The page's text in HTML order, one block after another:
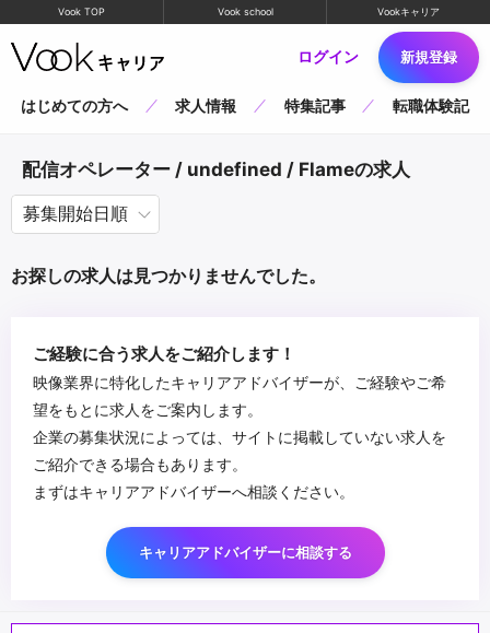
Vook TOP Vook school Vookキャリア
ログイン 新規登録
はじめての方へ 求人情報 特集記事 転職体験記
配信オペレーター / undefined / Flameの求人
お探しの求人は見つかりませんでした。
ご経験に合う求人をご紹介します！
映像業界に特化したキャリアアドバイザーが、ご経験やご希
望をもとに求人をご案内します。
企業の募集状況によっては、サイトに掲載していない求人を
ご紹介できる場合もあります。
まずはキャリアアドバイザーへ相談ください。
キャリアアドバイザーに相談する